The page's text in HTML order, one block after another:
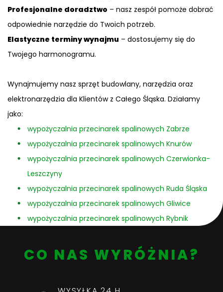
Profesjonalne doradztwo – nasz zespół pomoże dobrać
odpowiednie narzędzie do Twoich potrzeb.
Elastyczne terminy wynajmu – dostosujemy się do
Twojego harmonogramu.
Wynajmujemy nasz sprzęt budowlany, narzędzia oraz
elektronarzędzia dla Klientów z Całego Śląska. Działamy
jako:
wypożyczalnia przecinarek spalinowych Zabrze
wypożyczalnia przecinarek spalinowych Knurów
wypożyczalnia przecinarek spalinowych Czerwionka-
Leszczyny
wypożyczalnia przecinarek spalinowych Ruda Śląska
wypożyczalnia przecinarek spalinowych Gliwice
wypożyczalnia przecinarek spalinowych Rybnik
CO NAS WYRÓŻNIA?